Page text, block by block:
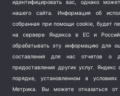
Школа и спорт (2)
Экология (8)
Экономика (1172)
идентифицировать вас, однако
нашего сайта. Информация об
собранная при помощи cookie, будет
на сервере Яндекса в ЕС и
обрабатывать эту информацию для
составления для нас отчетов о
предоставления других услуг.
порядке, установленном в
Метрика.
Вы можете отказаться от